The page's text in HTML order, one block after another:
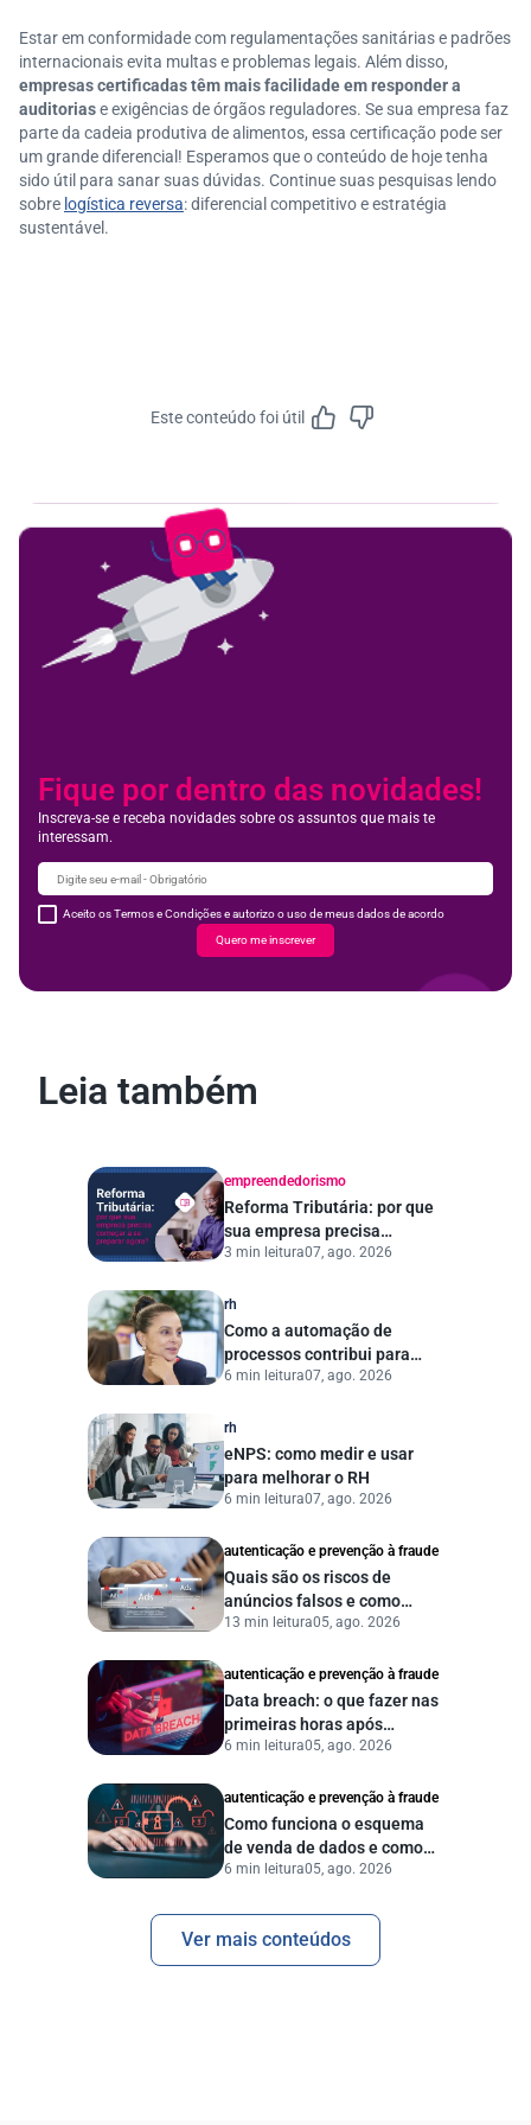
Estar em conformidade com regulamentações sanitárias e padrões
internacionais evita multas e problemas legais. Além disso,
empresas certificadas têm mais facilidade em responder a
auditoriase exigências de órgãos reguladores. Se sua empresa faz
parte da cadeia produtiva de alimentos, essa certificação pode ser
um grande diferencial! Esperamos que o conteúdo de hoje tenha
sido útil para sanar suas dúvidas. Continue suas pesquisas lendo
sobre logística reversa: diferencial competitivo e estratégia
sustentável.
Este conteúdo foi útil
Fique por dentro das novidades!
Inscreva-se e receba novidades sobre os assuntos que mais te
interessam.
Aceito os Termos e Condições e autorizo o uso de meus dados de acordo
Quero me inscrever
Leia também
empreendedorismo
Reforma Tributária: por que
sua empresa precisa
começar a se preparar
3 min leitura07, ago. 2026
rh
Como a automação de
processos contribui para
uma gestão pública mais
6 min leitura07, ago. 2026
rh
eNPS: como medir e usar
para melhorar o RH
6 min leitura07, ago. 2026
autenticação e prevenção à fraude
Quais são os riscos de
anúncios falsos e como
proteger seu negócio?
13 min leitura05, ago. 2026
autenticação e prevenção à fraude
Data breach: o que fazer nas
primeiras horas após
vazamento de dados?
6 min leitura05, ago. 2026
autenticação e prevenção à fraude
Como funciona o esquema
de venda de dados e como
proteger sua empresa?
6 min leitura05, ago. 2026
Ver mais conteúdos